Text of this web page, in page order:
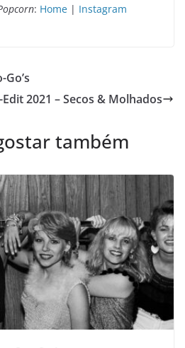
: Home | Instagram
Edit 2021 – Secos & Molhados
também